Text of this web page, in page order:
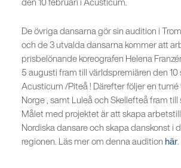
den 10 februari i Acusticum.
De övriga dansarna gör sin audition i
och de 3 utvalda dansarna kommer att
prisbelönande koreografen Helena
5 augusti fram till världspremiären den
Acusticum /Piteå ! Därefter följer en turné
Norge , samt Luleå och Skellefteå fram till
Målet med projektet är att skapa
Nordiska dansare och skapa danskonst i
regionen. Läs mer om denna audition här.